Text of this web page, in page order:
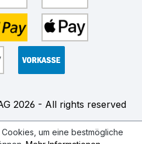
2026 - All rights reserved
um eine bestmögliche